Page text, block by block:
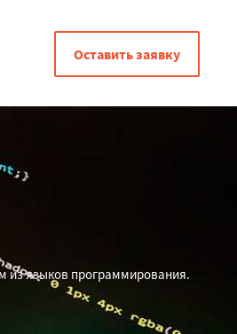
Оставить заявку
из языков программирования.